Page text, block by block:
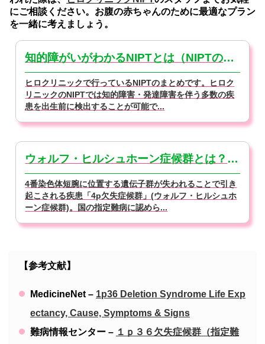
にご相談ください。お腹の赤ちゃんのために最適なプラン
を一緒に考えましょう。
知的障がいがわかるNIPTとは（NIPTの基本）
ヒロクリニックで行っているNIPTのまとめです。ヒロク
リニックのNIPTでは知的障害・発達障害を伴う多数の疾
患を出生前に検出することが可能で...
ウォルフ・ヒルシュホーン症候群とは？特徴や原因、症状【医師監修】
4番染色体短腕に位置する遺伝子群が失われることで引き
起こされる疾患「4p欠失症候群」(ウォルフ・ヒルシュホ
ーン症候群)。国の指定難病に認めら...
【参考文献】
MedicineNet – 1p36 Deletion Syndrome Life Exp
ectancy, Cause, Symptoms & Signs
難病情報センター – １ｐ３６欠失症候群（指定難